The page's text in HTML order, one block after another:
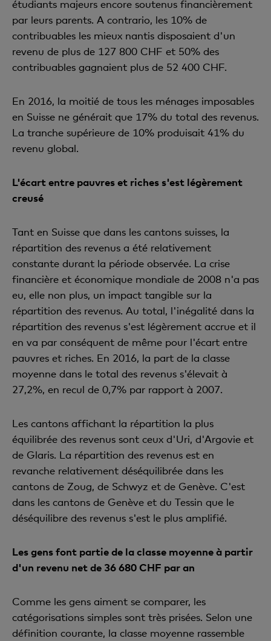
étudiants majeurs encore soutenus financièrement
par leurs parents. A contrario, les 10% de
contribuables les mieux nantis disposaient d'un
revenu de plus de 127 800 CHF et 50% des
contribuables gagnaient plus de 52 400 CHF.
En 2016, la moitié de tous les ménages imposables
en Suisse ne générait que 17% du total des revenus.
La tranche supérieure de 10% produisait 41% du
revenu global.
L'écart entre pauvres et riches s'est légèrement
creusé
Tant en Suisse que dans les cantons suisses, la
répartition des revenus a été relativement
constante durant la période observée. La crise
financière et économique mondiale de 2008 n'a pas
eu, elle non plus, un impact tangible sur la
répartition des revenus. Au total, l'inégalité dans la
répartition des revenus s'est légèrement accrue et il
en va par conséquent de même pour l'écart entre
pauvres et riches. En 2016, la part de la classe
moyenne dans le total des revenus s'élevait à
27,2%, en recul de 0,7% par rapport à 2007.
Les cantons affichant la répartition la plus
équilibrée des revenus sont ceux d'Uri, d'Argovie et
de Glaris. La répartition des revenus est en
revanche relativement déséquilibrée dans les
cantons de Zoug, de Schwyz et de Genève. C'est
dans les cantons de Genève et du Tessin que le
déséquilibre des revenus s'est le plus amplifié.
Les gens font partie de la classe moyenne à partir
d'un revenu net de 36 680 CHF par an
Comme les gens aiment se comparer, les
catégorisations simples sont très prisées. Selon une
définition courante, la classe moyenne rassemble